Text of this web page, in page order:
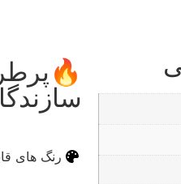
رنگ های